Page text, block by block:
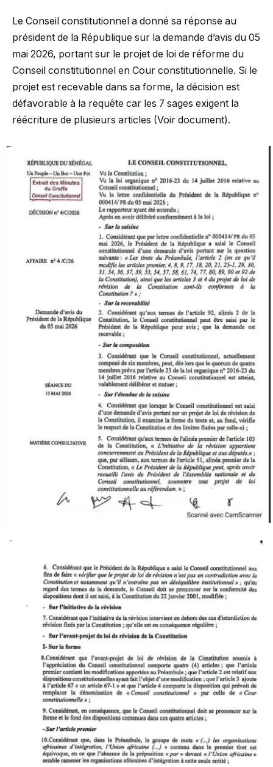
Le Conseil constitutionnel a donné sa réponse au
président de la République sur la demande d’avis du 05
mai 2026, portant sur le projet de loi de réforme du
Conseil constitutionnel en Cour constitutionnelle. Si le
projet est recevable dans sa forme, la décision est
défavorable à la requête car les 7 sages exigent la
réécriture de plusieurs articles (Voir document).